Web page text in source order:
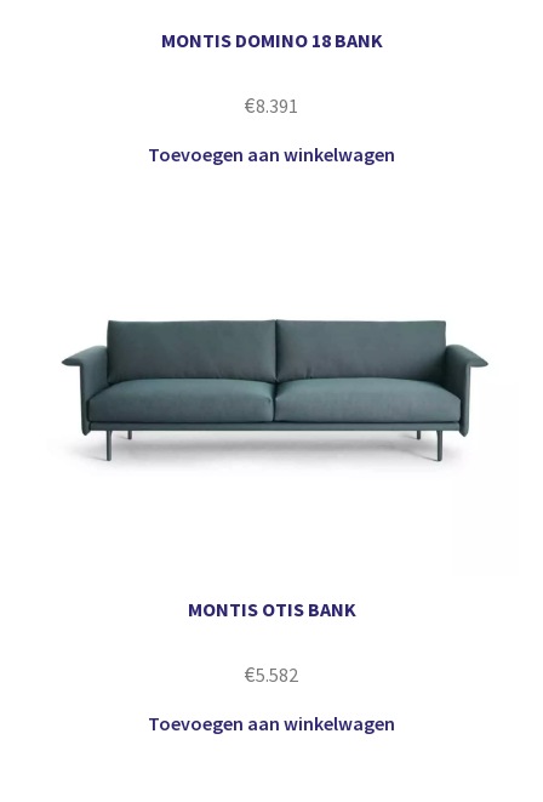
MONTIS DOMINO 18 BANK
€8.391
Toevoegen aan winkelwagen
MONTIS OTIS BANK
€5.582
Toevoegen aan winkelwagen